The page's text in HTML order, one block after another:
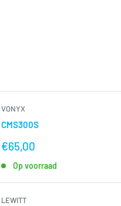
VONYX
CMS300S
nu
€65,00
Op voorraad
LEWITT